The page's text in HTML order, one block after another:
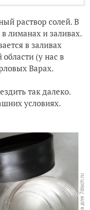
раствор солей. В
лиманах и заливах.
в заливах
(у нас в
Варах.
так далеко.
условиях.